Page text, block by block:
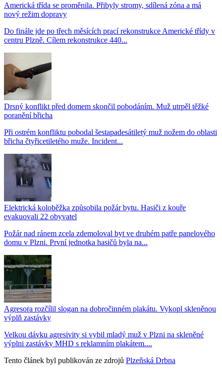
Americká třída se proměnila. Přibyly stromy, sdílená zóna a má
nový režim dopravy
Do finále jde po třech měsících prací rekonstrukce Americké třídy v
centru Plzně. Cílem rekonstrukce 440...
Drsný konflikt před domem skončil pobodáním. Muž utrpěl těžké
poranění břicha
Při ostrém konfliktu pobodal šestapadesátiletý muž nožem do oblasti
břicha čtyřicetiletého muže. Incident...
Elektrická koloběžka způsobila požár bytu. Hasiči z kouře
evakuovali 22 obyvatel
Požár nad ránem zcela zdemoloval byt ve druhém patře panelového
domu v Plzni. První jednotka hasičů byla na...
Agresora rozčílil slogan na dobročinném plakátu. Vykopl skleněnou
výplň zastávky
Velkou dávku agresivity si vybil mladý muž v Plzni na skleněné
výplni zastávky MHD s reklamním plakátem....
Tento článek byl publikován ze zdrojů Plzeňská Drbna